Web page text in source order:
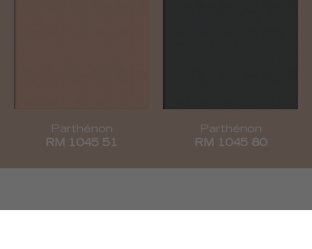
Parthénon
RM 1045 51
Parthénon
RM 1045 80